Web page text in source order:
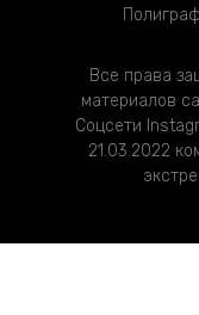
Все права
материалов
Соцсети
21.03.2022